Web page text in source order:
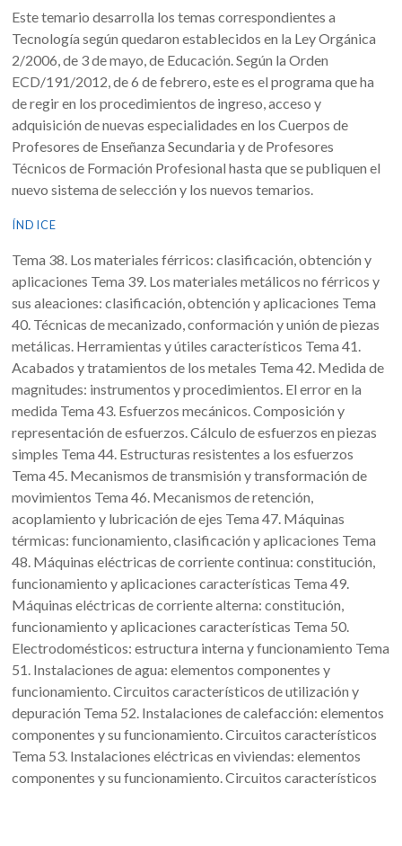
Este temario desarrolla los temas correspondientes a
Tecnología según quedaron establecidos en la Ley Orgánica
2/2006, de 3 de mayo, de Educación. Según la Orden
ECD/191/2012, de 6 de febrero, este es el programa que ha
de regir en los procedimientos de ingreso, acceso y
adquisición de nuevas especialidades en los Cuerpos de
Profesores de Enseñanza Secundaria y de Profesores
Técnicos de Formación Profesional hasta que se publiquen el
nuevo sistema de selección y los nuevos temarios.
ÍNDICE
Tema 38. Los materiales férricos: clasificación, obtención y
aplicaciones Tema 39. Los materiales metálicos no férricos y
sus aleaciones: clasificación, obtención y aplicaciones Tema
40. Técnicas de mecanizado, conformación y unión de piezas
metálicas. Herramientas y útiles característicos Tema 41.
Acabados y tratamientos de los metales Tema 42. Medida de
magnitudes: instrumentos y procedimientos. El error en la
medida Tema 43. Esfuerzos mecánicos. Composición y
representación de esfuerzos. Cálculo de esfuerzos en piezas
simples Tema 44. Estructuras resistentes a los esfuerzos
Tema 45. Mecanismos de transmisión y transformación de
movimientos Tema 46. Mecanismos de retención,
acoplamiento y lubricación de ejes Tema 47. Máquinas
térmicas: funcionamiento, clasificación y aplicaciones Tema
48. Máquinas eléctricas de corriente continua: constitución,
funcionamiento y aplicaciones características Tema 49.
Máquinas eléctricas de corriente alterna: constitución,
funcionamiento y aplicaciones características Tema 50.
Electrodomésticos: estructura interna y funcionamiento Tema
51. Instalaciones de agua: elementos componentes y
funcionamiento. Circuitos característicos de utilización y
depuración Tema 52. Instalaciones de calefacción: elementos
componentes y su funcionamiento. Circuitos característicos
Tema 53. Instalaciones eléctricas en viviendas: elementos
componentes y su funcionamiento. Circuitos característicos